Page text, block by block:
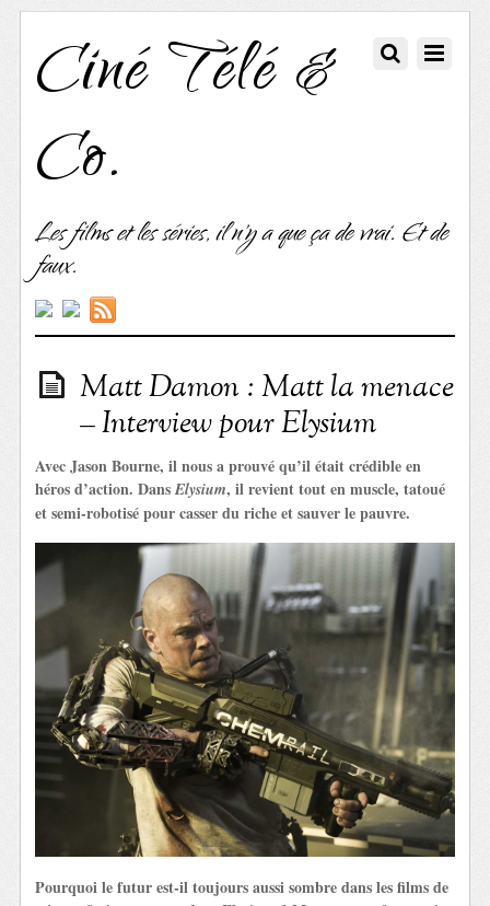
Ciné Télé &
Co.
Les films et les séries, il n'y a que ça de vrai. Et de
faux.
Matt Damon : Matt la menace
– Interview pour Elysium
Avec Jason Bourne, il nous a prouvé qu’il était crédible en
héros d’action. DansElysium, il revient tout en muscle, tatoué
et semi-robotisé pour casser du riche et sauver le pauvre.
Pourquoi le futur est-il toujours aussi sombre dans les films de